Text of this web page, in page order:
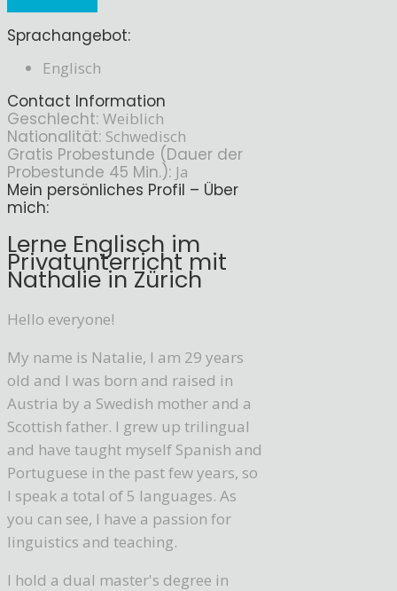
Sprachangebot:
Englisch
Contact Information
Geschlecht: Weiblich
Nationalität: Schwedisch
Gratis Probestunde (Dauer der
Probestunde 45 Min.): Ja
Mein persönliches Profil – Über
mich:
Lerne Englisch im
Privatunterricht mit
Nathalie in Zürich
Hello everyone!
My name is Natalie, I am 29 years
old and I was born and raised in
Austria by a Swedish mother and a
Scottish father. I grew up trilingual
and have taught myself Spanish and
Portuguese in the past few years, so
I speak a total of 5 languages. As
you can see, I have a passion for
linguistics and teaching.
I hold a dual master's degree in